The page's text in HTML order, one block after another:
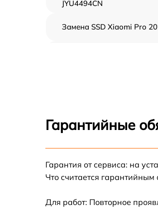
JYU4494CN
Замена SSD Xiaomi Pro
Замена шлейфа матрицы
Замена термопасты
JYU4494CN
2022 JYU4494CN
Гарантийные
Гарантия от сервиса: на
Что считается гарантийным
Для работ: Повторное